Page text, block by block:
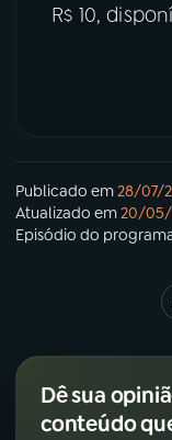
R$ 10,
Publicado em28/07/
Atualizado em20/05/
Episódio do
Dê sua
conteúdo